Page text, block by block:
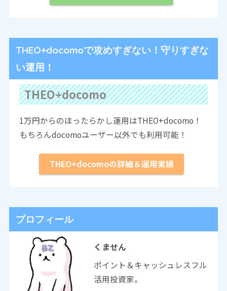
THEO+docomoで攻めすぎない！守りすぎな
い運用！
THEO+docomo
1万円からのほったらかし運用はTHEO+docomo！
もちろんdocomoユーザー以外でも利用可能！
THEO+docomoの詳細＆運用実績
プロフィール
くません
ポイント＆キャッシュレスフル
活用投資家。